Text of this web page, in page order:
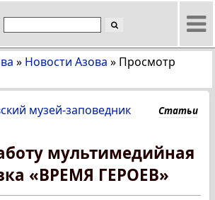
» Новости Азова » Просмотр
музей-заповедник Статьи
мультимедийная
«ВРЕМЯ ГЕРОЕВ»